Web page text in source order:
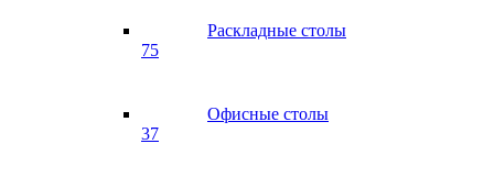
Раскладные столы
75
Офисные столы
37